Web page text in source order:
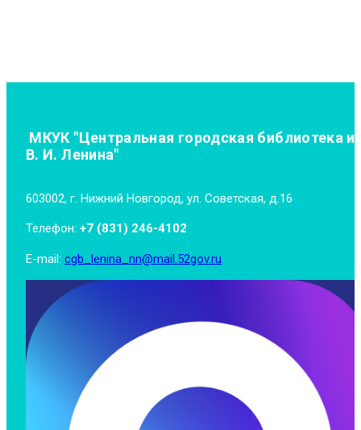
МКУК "Центральная городская библиотека
В. И. Ленина"
603002, г. Нижний Новгород, ул. Советская, д.16
Телефон: +7 (831) 246-4102
E-mail: cgb_lenina_nn@mail.52gov.ru